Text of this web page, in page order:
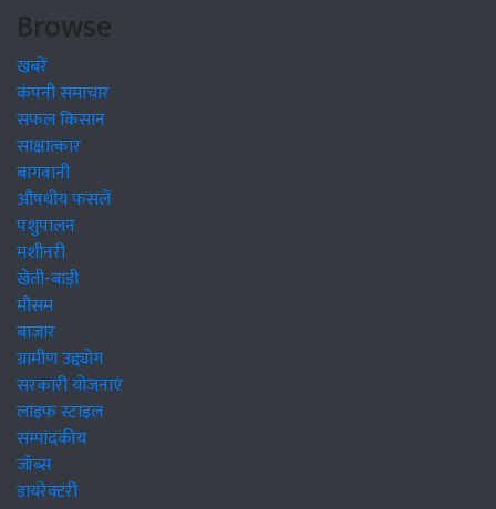
Browse
खबरें
कंपनी समाचार
सफल किसान
साक्षात्कार
बागवानी
औषधीय फसलें
पशुपालन
मशीनरी
खेती-बाड़ी
मौसम
बाजार
ग्रामीण उद्द्योग
सरकारी योजनाएं
लाइफ स्टाइल
सम्पादकीय
जॉब्स
डायरेक्टरी